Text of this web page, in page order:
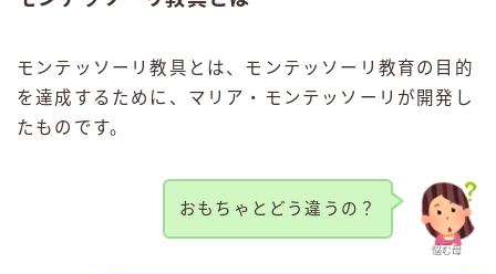
モンテッソーリ教具とは、モンテッソーリ教育の目的
を達成するために、マリア・モンテッソーリが開発し
たものです。
悩む母
おもちゃとどう違うの？